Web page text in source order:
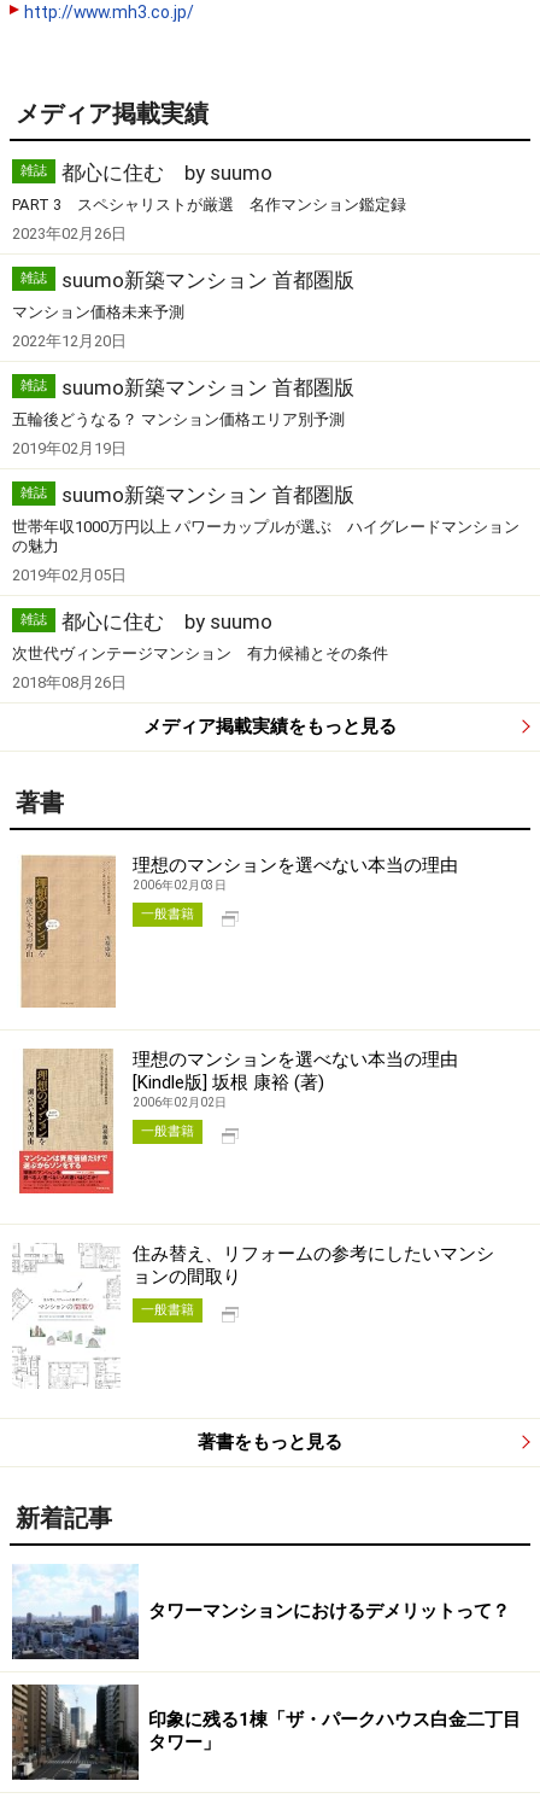
http://www.mh3.co.jp/
メディア掲載実績
雑誌 都心に住む by suumo
PART 3 スペシャリストが厳選 名作マンション鑑定録
2023年02月26日
雑誌 suumo新築マンション 首都圏版
マンション価格未来予測
2022年12月20日
雑誌 suumo新築マンション 首都圏版
五輪後どうなる？ マンション価格エリア別予測
2019年02月19日
雑誌 suumo新築マンション 首都圏版
世帯年収1000万円以上 パワーカップルが選ぶ ハイグレードマンション
の魅力
2019年02月05日
雑誌 都心に住む by suumo
次世代ヴィンテージマンション 有力候補とその条件
2018年08月26日
メディア掲載実績をもっと見る
著書
理想のマンションを選べない本当の理由
2006年02月03日
一般書籍
理想のマンションを選べない本当の理由
[Kindle版] 坂根 康裕 (著)
2006年02月02日
一般書籍
住み替え、リフォームの参考にしたいマンシ
ョンの間取り
一般書籍
著書をもっと見る
新着記事
タワーマンションにおけるデメリットって？
印象に残る1棟「ザ・パークハウス白金二丁目
タワー」